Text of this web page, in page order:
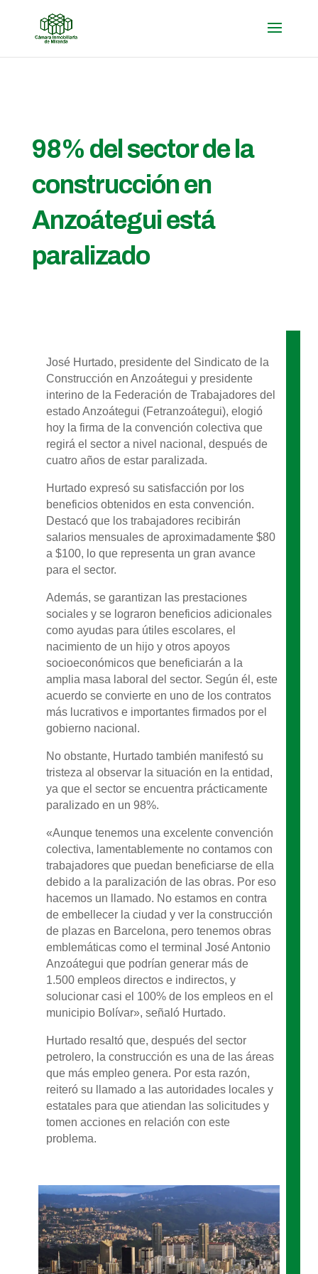
98% del sector de la
construcción en
Anzoátegui está
paralizado
José Hurtado, presidente del Sindicato de la
Construcción en Anzoátegui y presidente
interino de la Federación de Trabajadores del
estado Anzoátegui (Fetranzoátegui), elogió
hoy la firma de la convención colectiva que
regirá el sector a nivel nacional, después de
cuatro años de estar paralizada.
Hurtado expresó su satisfacción por los
beneficios obtenidos en esta convención.
Destacó que los trabajadores recibirán
salarios mensuales de aproximadamente $80
a $100, lo que representa un gran avance
para el sector.
Además, se garantizan las prestaciones
sociales y se lograron beneficios adicionales
como ayudas para útiles escolares, el
nacimiento de un hijo y otros apoyos
socioeconómicos que beneficiarán a la
amplia masa laboral del sector. Según él, este
acuerdo se convierte en uno de los contratos
más lucrativos e importantes firmados por el
gobierno nacional.
No obstante, Hurtado también manifestó su
tristeza al observar la situación en la entidad,
ya que el sector se encuentra prácticamente
paralizado en un 98%.
«Aunque tenemos una excelente convención
colectiva, lamentablemente no contamos con
trabajadores que puedan beneficiarse de ella
debido a la paralización de las obras. Por eso
hacemos un llamado. No estamos en contra
de embellecer la ciudad y ver la construcción
de plazas en Barcelona, pero tenemos obras
emblemáticas como el terminal José Antonio
Anzoátegui que podrían generar más de
1.500 empleos directos e indirectos, y
solucionar casi el 100% de los empleos en el
municipio Bolívar», señaló Hurtado.
Hurtado resaltó que, después del sector
petrolero, la construcción es una de las áreas
que más empleo genera. Por esta razón,
reiteró su llamado a las autoridades locales y
estatales para que atiendan las solicitudes y
tomen acciones en relación con este
problema.